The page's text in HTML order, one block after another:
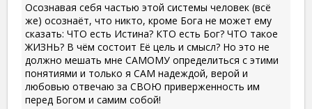
Осознавая себя частью этой системы человек (всё
же) осознаёт, что никто, кроме Бога не может ему
сказать: ЧТО есть Истина? КТО есть Бог? ЧТО такое
ЖИЗНЬ? В чём состоит Её цель и смысл? Но это не
должно мешать мне САМОМУ определиться с этими
понятиями и только я САМ надеждой, верой и
любовью отвечаю за СВОЮ приверженность им
перед Богом и самим собой!